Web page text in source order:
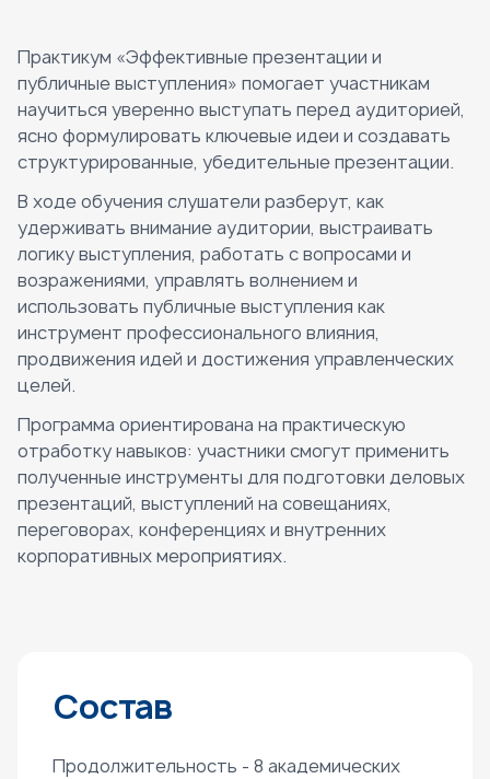
Практикум «Эффективные презентации и
публичные выступления» помогает участникам
научиться уверенно выступать перед аудиторией,
ясно формулировать ключевые идеи и создавать
структурированные, убедительные презентации.
В ходе обучения слушатели разберут, как
удерживать внимание аудитории, выстраивать
логику выступления, работать с вопросами и
возражениями, управлять волнением и
использовать публичные выступления как
инструмент профессионального влияния,
продвижения идей и достижения управленческих
целей.
Программа ориентирована на практическую
отработку навыков: участники смогут применить
полученные инструменты для подготовки деловых
презентаций, выступлений на совещаниях,
переговорах, конференциях и внутренних
корпоративных мероприятиях.
Состав
Продолжительность - 8 академических